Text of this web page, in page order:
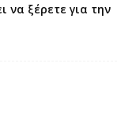
να ξέρετε για την